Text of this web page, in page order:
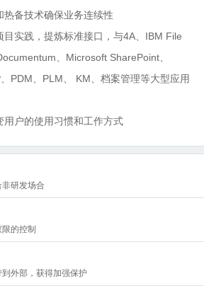
热备技术确保业务连续性
目实践，提炼标准接口，与4A、IBM File
、Microsoft SharePoint、
PDM、PLM、 KM、档案管理等大型应用
用户的使用习惯和工作方式
研发场合
的控制
外部，获得加强保护